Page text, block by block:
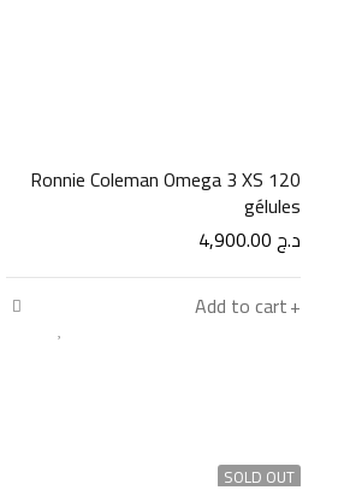
Ronnie Coleman Omega 3 XS 120
gélules
د.ج
Add to cart
SOLD OUT